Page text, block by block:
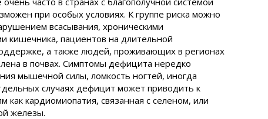
при особых условиях. К группе риска можно
всасывания, хроническими
кишечника, пациентов на длительной
а также людей, проживающих в регионах
в почвах. Симптомы дефицита нередко
мышечной силы, ломкость ногтей, иногда
случаях дефицит может приводить к
как кардиомиопатия, связанная с селеном, или
железы.